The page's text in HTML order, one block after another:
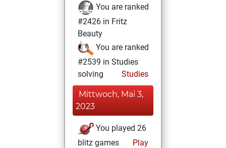
You are ranked
#2426 in Fritz
Beauty
You are ranked
#2539 in Studies
solving
Studies
Mittwoch, Mai 3,
2023
You played 26
blitz games
Play